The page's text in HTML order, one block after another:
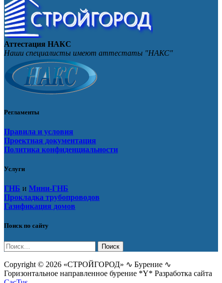
Аттестация НАКС
Наши специалисты имеют аттестаты "НАКС"
Регламенты
Правила и условия
Проектная документация
Политика конфиденциальности
Услуги
ГНБ и Мини-ГНБ
Прокладка трубопроводов
Газификация домов
Поиск по сайту
Найти:
Copyright © 2026 «СТРОЙГОРОД» ∿ Бурение ∿
Горизонтальное направленное бурение *Y* Разработка сайта